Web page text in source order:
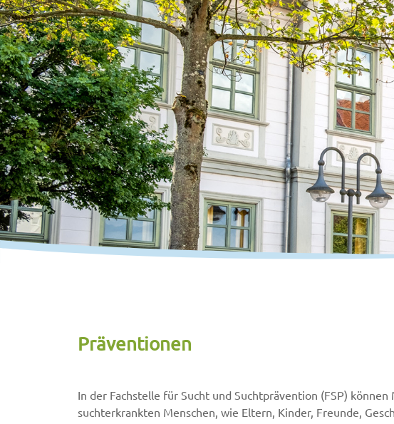
Präventionen
In der Fachstelle für Sucht und Suchtprävention (FSP)
suchterkrankten Menschen, wie Eltern, Kinder, Freunde,